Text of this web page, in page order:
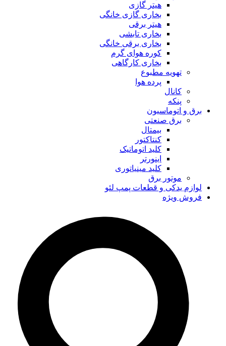
هیتر گازی
بخاری گازی خانگی
هیتر برقی
بخاری تابشی
بخاری برقی خانگی
کوره هوای گرم
بخاری کارگاهی
تهویه مطبوع
پرده هوا
کانال
پنکه
برق و اتوماسیون
برق صنعتی
بیمتال
کنتاکتور
کلید اتوماتیک
اینورتر
کلید مینیاتوری
موتور برق
لوازم یدکی و قطعات پمپ لئو
فروش ویژه